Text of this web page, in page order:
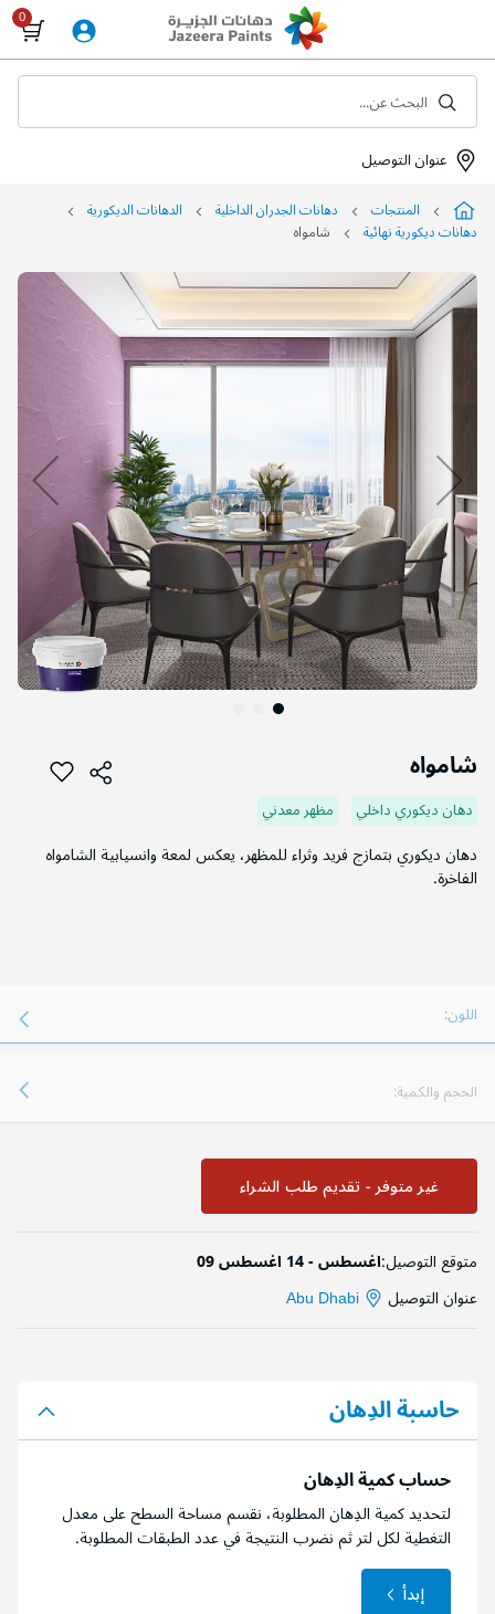
Content
عنوان التوصيل
البحث عن...
المنتجات دهانات الجدران الداخلية
الدهانات الديكورية
دهانات ديكورية نهائية
شامواه
شامواه
دهان ديكوري داخلي مظهر معدني
دهان ديكوري بتمازج فريد وثراء للمظهر، يعكس لمعة وانسيابية الشامواه
الفاخرة.
اللون:
الحجم والكمية:
غير متوفر - تقديم طلب الشراء
متوقع التوصيل:09 اغسطس - 14 اغسطس
عنوان التوصيل
Abu Dhabi
التخطي
إلى
نهاية
إلى
بداية
معرض
الصور
حاسبة الدِهان
حساب كمية الدِهان
لتحديد كمية الدِهان المطلوبة، نقسم مساحة السطح على معدل
التغطية لكل لتر ثم نضرب النتيجة في عدد الطبقات المطلوبة.
إبدأ